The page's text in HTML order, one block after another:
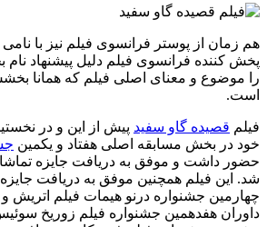
هم زمان از پوستر فرانسوی فیلم نیز با
پخش کننده فرانسوی فیلم دلیل پیشنهاد نام
را موضوع و معنای اصلی فیلم که همانا
است.
فیلم قصیده گاو سفید پیش از این و در
خود در بخش مسابقه اصلی هفتاد و یکمین
حضور داشت و موفق به دریافت جایزه
شد. این فیلم همچنین موفق به دریافت
چهارمین جشنواره درنو هیمات فیلم اتریش و
داوران هفدهمین جشنواره فیلم زوریخ